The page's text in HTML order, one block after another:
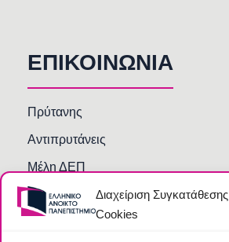
Διαχείριση Συγκατάθεσης
Cookies
ΕΠΙΚΟΙΝΩΝΙΑ
Πρύτανης
Αντιπρυτάνεις
Μέλη ΔΕΠ
Τμήματα και Υπηρεσίες
Γραμματείες Κοσμητειών Σχολών